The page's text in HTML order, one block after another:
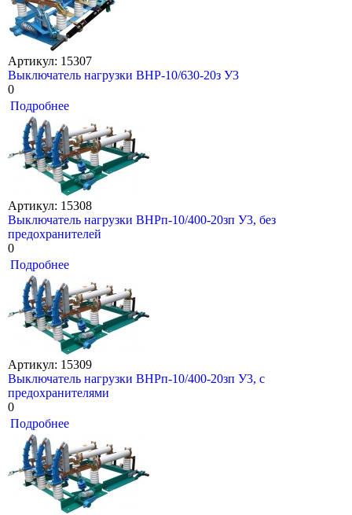
Артикул: 15307
Выключатель нагрузки ВНР-10/630-20з У3
0
Подробнее
Артикул: 15308
Выключатель нагрузки ВНРп-10/400-20зп У3, без
предохранителей
0
Подробнее
Артикул: 15309
Выключатель нагрузки ВНРп-10/400-20зп У3, с
предохранителями
0
Подробнее